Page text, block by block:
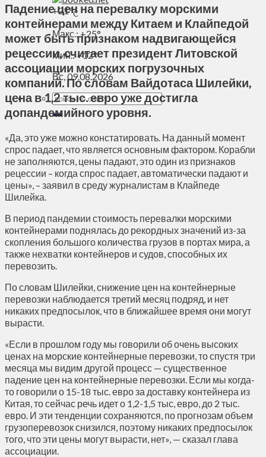
+21°C
Макс.:+25°
Мин.:+12°
Вс, 09.08.2026
Падение цен на перевалку морскими
контейнерами между Китаем и Клайпедой
может быть признаком надвигающейся
рецессии, считает президент Литовской
ассоциации морских погрузочных
компаний. По словам Вайдотаса Шилейки,
цена в 1,2 тыс. евро уже достигла
допандемийного уровня.
«Да, это уже можно констатировать. На данный момент
спрос падает, что является основным фактором. Корабли
не заполняются, цены падают, это один из признаков
рецессии – когда спрос падает, автоматически падают и
цены», – заявил в среду журналистам в Клайпеде
Шилейка.
В период пандемии стоимость перевалки морскими
контейнерами поднялась до рекордных значений из-за
скопления большого количества грузов в портах мира, а
также нехватки контейнеров и судов, способных их
перевозить.
По словам Шилейки, снижение цен на контейнерные
перевозки наблюдается третий месяц подряд, и нет
никаких предпосылок, что в ближайшее время они могут
вырасти.
«Если в прошлом году мы говорили об очень высоких
ценах на морские контейнерные перевозки, то спустя три
месяца мы видим другой процесс — существенное
падение цен на контейнерные перевозки. Если мы когда-
то говорили о 15-18 тыс. евро за доставку контейнера из
Китая, то сейчас речь идет о 1,2-1,5 тыс, евро, до 2 тыс.
евро. И эти тенденции сохраняются, по прогнозам объем
грузоперевозок снизился, поэтому никаких предпосылок
того, что эти цены могут вырасти, нет», — сказал глава
ассоциации.